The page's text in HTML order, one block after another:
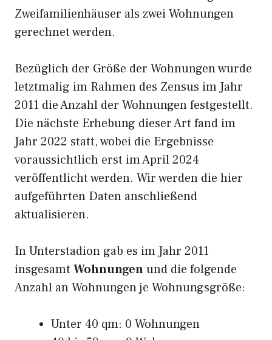
Zweifamilienhäuser als zwei Wohnungen
gerechnet werden.
Bezüglich der Größe der Wohnungen wurde
letztmalig im Rahmen des Zensus im Jahr
2011 die Anzahl der Wohnungen festgestellt.
Die nächste Erhebung dieser Art fand im
Jahr 2022 statt, wobei die Ergebnisse
voraussichtlich erst im April 2024
veröffentlicht werden. Wir werden die hier
aufgeführten Daten anschließend
aktualisieren.
In Unterstadion gab es im Jahr 2011
insgesamt Wohnungenund die folgende
Anzahl an Wohnungen je Wohnungsgröße:
Unter 40 qm: 0 Wohnungen